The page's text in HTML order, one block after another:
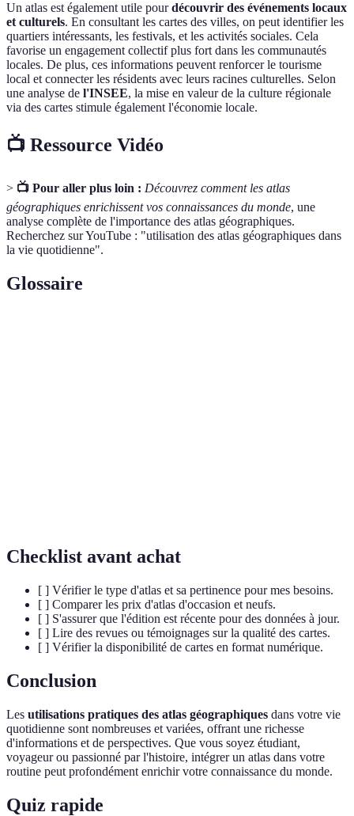
Un atlas est également utile pourdécouvrir des événements locaux
et culturels. En consultant les cartes des villes, on peut identifier les
quartiers intéressants, les festivals, et les activités sociales. Cela
favorise un engagement collectif plus fort dans les communautés
locales. De plus, ces informations peuvent renforcer le tourisme
local et connecter les résidents avec leurs racines culturelles. Selon
une analyse de l'INSEE, la mise en valeur de la culture régionale
via des cartes stimule également l'économie locale.
📺 Ressource Vidéo
> 📺 Pour aller plus loin : Découvrez comment les atlas
géographiques enrichissent vos connaissances du monde, une
analyse complète de l'importance des atlas géographiques.
Recherchez sur YouTube : "utilisation des atlas géographiques dans
la vie quotidienne".
Glossaire
Checklist avant achat
[ ] Vérifier le type d'atlas et sa pertinence pour mes besoins.
[ ] Comparer les prix d'atlas d'occasion et neufs.
[ ] S'assurer que l'édition est récente pour des données à jour.
[ ] Lire des revues ou témoignages sur la qualité des cartes.
[ ] Vérifier la disponibilité de cartes en format numérique.
Conclusion
Les utilisations pratiques des atlas géographiques dans votre vie
quotidienne sont nombreuses et variées, offrant une richesse
d'informations et de perspectives. Que vous soyez étudiant,
voyageur ou passionné par l'histoire, intégrer un atlas dans votre
routine peut profondément enrichir votre connaissance du monde.
Quiz rapide